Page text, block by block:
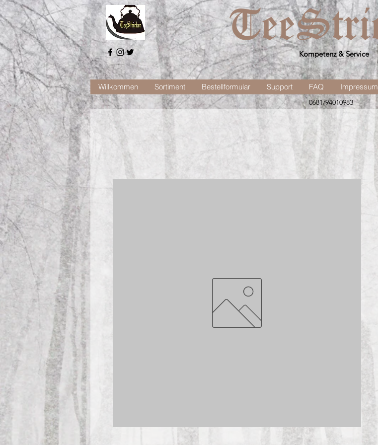
Kompetenz & Service
Willkommen Sortiment Bestellformular Support FAQ Impressum
0681/94010983